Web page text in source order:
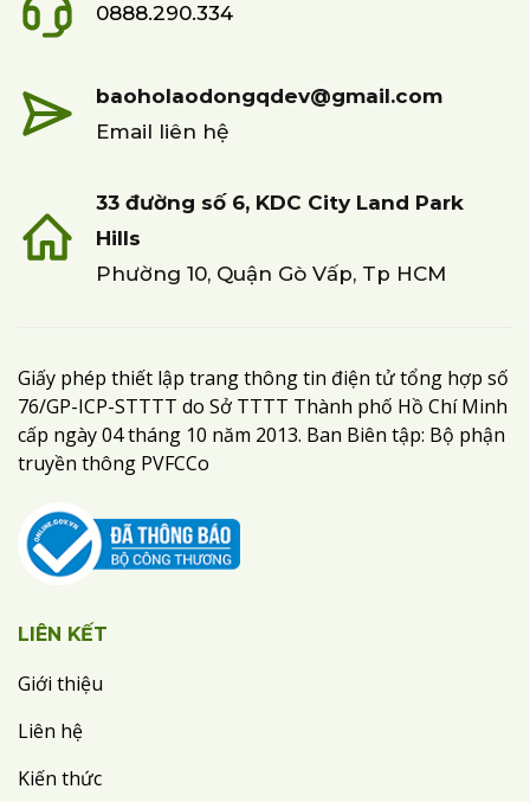
0888.290.334
baoholaodongqdev@gmail.com
Email liên hệ
33 đường số 6, KDC City Land Park
Hills
Phường 10, Quận Gò Vấp, Tp HCM
Giấy phép thiết lập trang thông tin điện tử tổng hợp số
76/GP-ICP-STTTT do Sở TTTT Thành phố Hồ Chí Minh
cấp ngày 04 tháng 10 năm 2013. Ban Biên tập: Bộ phận
truyền thông PVFCCo
LIÊN KẾT
Giới thiệu
Liên hệ
Kiến thức